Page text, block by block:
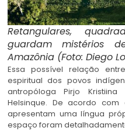
Retangulares,
guardam mistérios
Amazônia (Foto: Diego
Essa possível relação
espiritual dos povos
antropóloga Pirjo
Helsinque. De acordo com
apresentam uma língua
espaço foram